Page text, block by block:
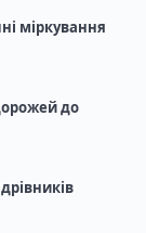
міркування
до